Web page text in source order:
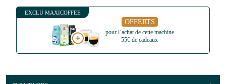
EXCLU MAXICOFFEE
OFFERTS
pour l’achat de cette machine
55€ de cadeaux